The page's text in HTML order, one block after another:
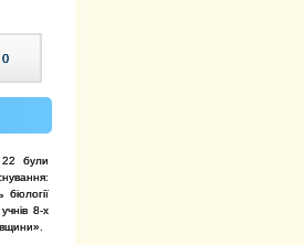
0
22 були
8-х